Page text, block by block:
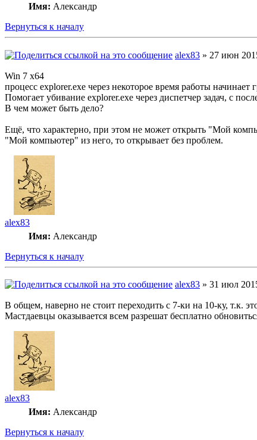
Имя: Александр
Вернуться к началу
alex83 » 27 июн
Win 7 x64
процесс explorer.exe через некоторое время работы начинает
Помогает убивание explorer.exe через диспетчер задач, с
В чем может быть дело?
Ещё, что характерно, при этом не может открыть "Мой
"Мой компьютер" из него, то открывает без проблем.
alex83
Имя: Александр
Вернуться к началу
alex83 » 31 июл
В общем, наверно не стоит переходить с 7-ки на 10-ку, т.к.
Мастдаевцы оказывается всем разрешат бесплатно
alex83
Имя: Александр
Вернуться к началу